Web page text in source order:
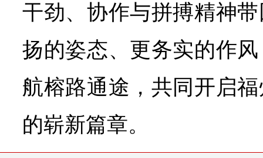
干劲、协作与拼搏精神
扬的姿态、更务实的作
航榕路通途，共同开启
的崭新篇章。